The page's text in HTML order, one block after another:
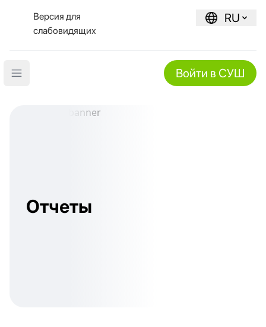
Версия для
слабовидящих
RU
Open main menu Войти в СУШ
Отчеты